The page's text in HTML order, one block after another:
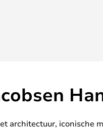
architectuur, iconische